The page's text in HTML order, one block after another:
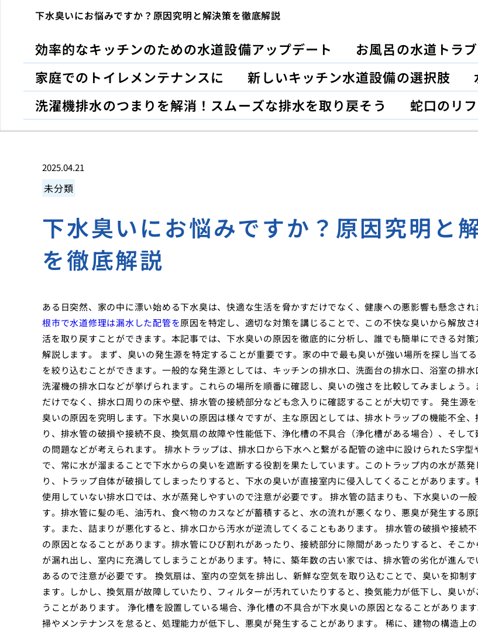
下水臭いにお悩みですか？原因究明と解決策を徹底解説
効率的なキッチンのための水道設備アップデート
お風呂の水道トラ
家庭でのトイレメンテナンスに
新しいキッチン水道設備の選択肢
洗濯機排水のつまりを解消！スムーズな排水を取り戻そう
蛇口のリ
2025.04.21
未分類
下水臭いにお悩みですか？原因究明と
を徹底解説
ある日突然、家の中に漂い始める下水臭は、快適な生活を脅かすだけでなく、健康への悪影響も懸念され
根市で水道修理は漏水した配管を原因を特定し、適切な対策を講じることで、この不快な臭いから解放さ
活を取り戻すことができます。本記事では、下水臭いの原因を徹底的に分析し、誰でも簡単にできる対策
解説します。 まず、臭いの発生源を特定することが重要です。家の中で最も臭いが強い場所を探し当て
を絞り込むことができます。一般的な発生源としては、キッチンの排水口、洗面台の排水口、浴室の排水
洗濯機の排水口などが挙げられます。これらの場所を順番に確認し、臭いの強さを比較してみましょう。
だけでなく、排水口周りの床や壁、排水管の接続部分なども念入りに確認することが大切です。 発生源を
臭いの原因を究明します。下水臭いの原因は様々ですが、主な原因としては、排水トラップの機能不全、
り、排水管の破損や接続不良、換気扇の故障や性能低下、浄化槽の不具合（浄化槽がある場合）、そして
の問題などが考えられます。 排水トラップは、排水口から下水へと繋がる配管の途中に設けられたS字型
で、常に水が溜まることで下水からの臭いを遮断する役割を果たしています。このトラップ内の水が蒸発
り、トラップ自体が破損してしまったりすると、下水の臭いが直接室内に侵入してくることがあります。
使用していない排水口では、水が蒸発しやすいので注意が必要です。 排水管の詰まりも、下水臭いの一
す。排水管に髪の毛、油汚れ、食べ物のカスなどが蓄積すると、水の流れが悪くなり、悪臭が発生する原
す。また、詰まりが悪化すると、排水口から汚水が逆流してくることもあります。 排水管の破損や接続
の原因となることがあります。排水管にひび割れがあったり、接続部分に隙間があったりすると、そこか
が漏れ出し、室内に充満してしまうことがあります。特に、築年数の古い家では、排水管の劣化が進ん
あるので注意が必要です。 換気扇は、室内の空気を排出し、新鮮な空気を取り込むことで、臭いを抑制
ます。しかし、換気扇が故障していたり、フィルターが汚れていたりすると、換気能力が低下し、臭いが
うことがあります。 浄化槽を設置している場合、浄化槽の不具合が下水臭いの原因となることがありま
掃やメンテナンスを怠ると、処理能力が低下し、悪臭が発生することがあります。 稀に、建物の構造上